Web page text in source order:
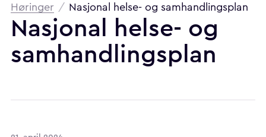
Brødsmulesti
Høringer / Nasjonal helse- og samhandlingsplan
Nasjonal helse- og
samhandlingsplan